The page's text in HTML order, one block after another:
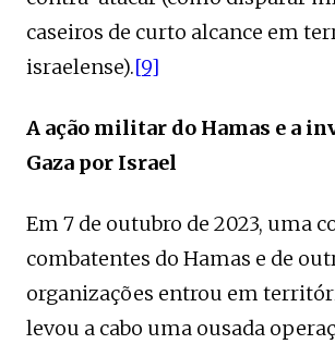
caseiros de curto alcance em
israelense).[9]
A ação militar do Hamas e a
Gaza por Israel
Em 7 de outubro de 2023, uma
combatentes do Hamas e de
organizações entrou em
levou a cabo uma ousada